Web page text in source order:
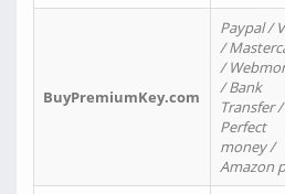
BuyPremiumKey.com
Paypal /
/
/
/ Bank
Transfer /
Perfect
money /
Amazon